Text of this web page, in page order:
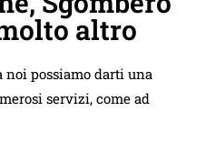
altro
noi possiamo darti una
servizi, come ad